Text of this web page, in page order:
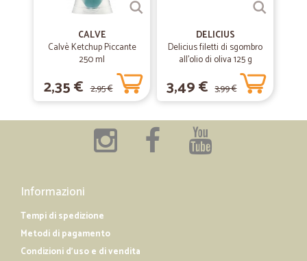
CALVE
Calvè Ketchup Piccante
250 ml
2,35 € 2,95 €
DELICIUS
Delicius filetti di sgombro
all'olio di oliva 125 g
3,49 € 3,99 €
Informazioni
Tempi di spedizione
Metodi di pagamento
Condizioni d'uso e di vendita